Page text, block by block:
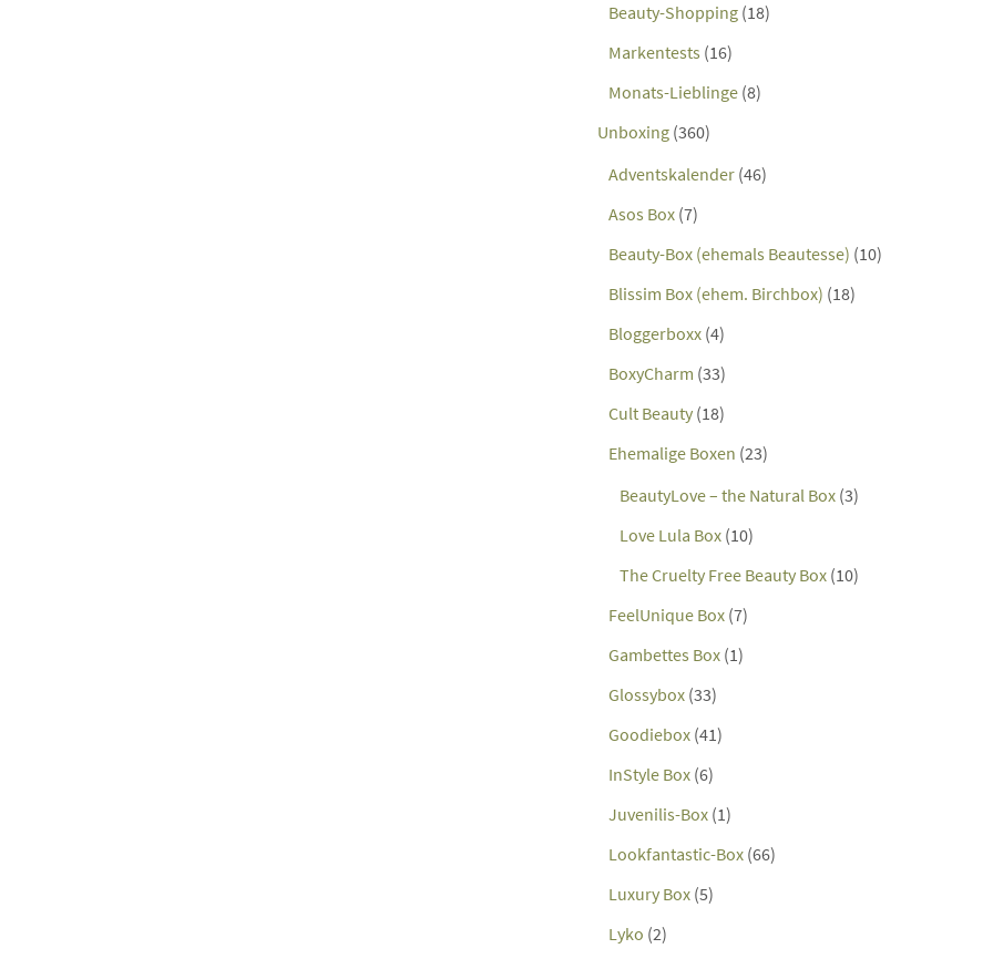
Beauty-Shopping (18)
Markentests (16)
Monats-Lieblinge (8)
Unboxing (360)
Adventskalender (46)
Asos Box (7)
Beauty-Box (ehemals Beautesse) (10)
Blissim Box (ehem. Birchbox) (18)
Bloggerboxx (4)
BoxyCharm (33)
Cult Beauty (18)
Ehemalige Boxen (23)
BeautyLove – the Natural Box (3)
Love Lula Box (10)
The Cruelty Free Beauty Box (10)
FeelUnique Box (7)
Gambettes Box (1)
Glossybox (33)
Goodiebox (41)
InStyle Box (6)
Juvenilis-Box (1)
Lookfantastic-Box (66)
Luxury Box (5)
Lyko (2)